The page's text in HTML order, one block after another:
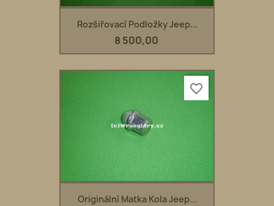
Rozšiřovací Podložky Jeep...
8 500,00
Originální Matka Kola Jeep...
favorite_border